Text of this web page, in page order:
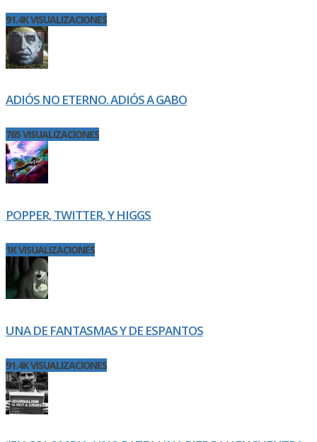
91.4K VISUALIZACIONES
ADIÓS NO ETERNO. ADIÓS A GABO
765 VISUALIZACIONES
POPPER, TWITTER, Y HIGGS
1K VISUALIZACIONES
UNA DE FANTASMAS Y DE ESPANTOS
91.4K VISUALIZACIONES